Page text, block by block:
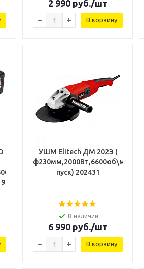
2 990руб./шт
В корзину
9500об/
УШМ Elitech ДМ 202Э (
пуск) 202431
В наличии
6 990руб./шт
В корзину